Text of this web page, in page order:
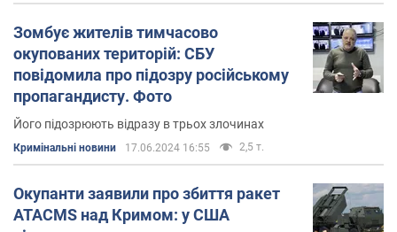
Зомбує жителів тимчасово
окупованих територій: СБУ
повідомила про підозру російському
пропагандисту. Фото
Його підозрюють відразу в трьох злочинах
Кримінальні новини 17.06.2024 16:55 2,5 т.
Окупанти заявили про збиття ракет
ATACMS над Кримом: у США